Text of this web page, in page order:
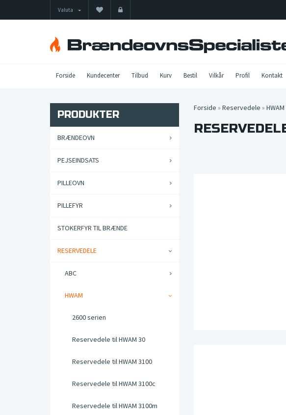
Valuta
Forside Kundecenter Tilbud Kurv Bestil Vilkår Profil Kontakt
Forside » Reservedele » HWAM
PRODUKTER
BRÆNDEOVN
PEJSEINDSATS
PILLEOVN
PILLEFYR
STOKERFYR TIL BRÆNDE
RESERVEDELE
ABC
HWAM
2600 serien
Reservedele til HWAM 30
Reservedele til HWAM 3100
Reservedele til HWAM 3100c
Reservedele til HWAM 3100m